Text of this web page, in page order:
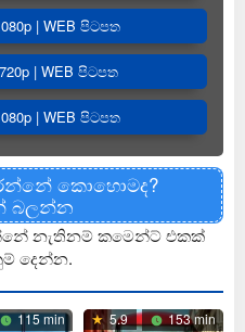
| WEB පිටපත
| WEB පිටපත
| WEB පිටපත
කොහොමද?
බලන්න
නැතිනම් කමෙන්ට් එකක්
දෙන්න.
115 min 5.9 153 min